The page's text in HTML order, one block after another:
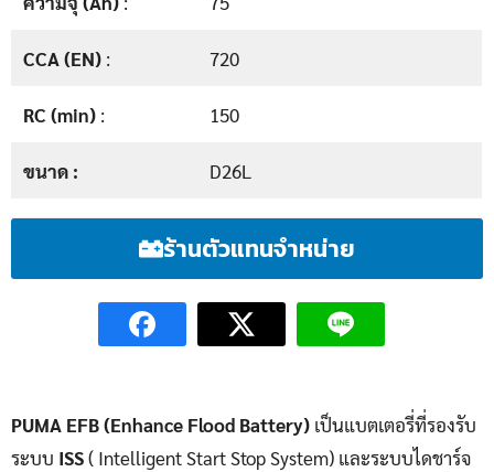
CCA (EN) : 720
RC (min) : 150
ขนาด : D26L
ร้านตัวแทนจำหน่าย
PUMA EFB (Enhance Flood Battery) เป็นแบตเตอรี่ที่รองรับ
ระบบ ISS( Intelligent Start Stop System) และระบบไดชาร์จ